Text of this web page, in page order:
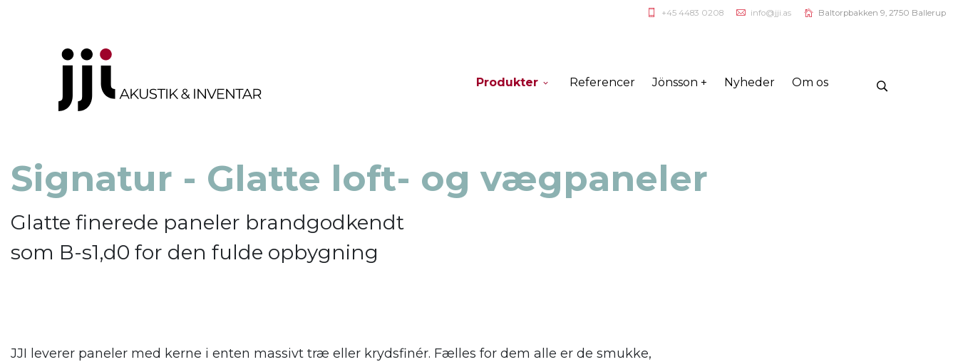
+45 4483 0208 info@jji.as Baltorpbakken 9, 2750 Ballerup
Produkter Referencer Jönsson + Nyheder Om os
Signatur - Glatte loft- og vægpaneler
Glatte finerede paneler brandgodkendt
som B-s1,d0 for den fulde opbygning
JJI leverer paneler med kerne i enten massivt træ eller krydsfinér. Fælles for dem alle er de smukke,